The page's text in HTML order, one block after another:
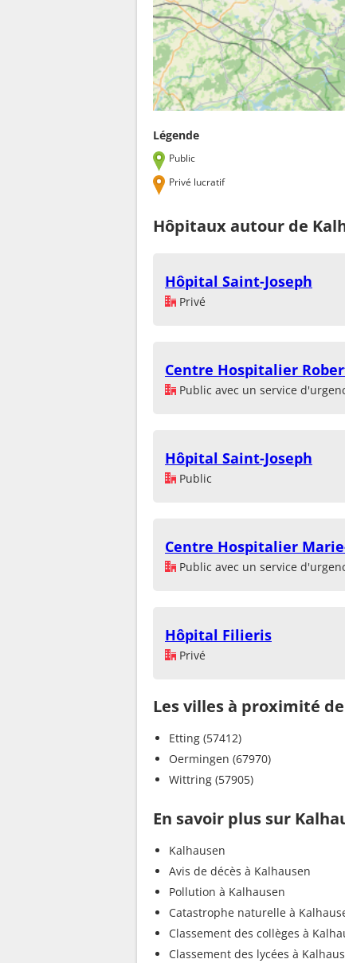
Légende
Public
Privé lucratif
Hôpitaux autour de
Hôpital Saint-Joseph
Privé
Centre Hospitalier
Public avec un service
Hôpital Saint-Joseph
Public
Centre Hospitalier
Public avec un service
Hôpital Filieris
Privé
Les villes à proximité
Etting (57412)
Oermingen (67970)
Wittring (57905)
En savoir plus sur
Kalhausen
Avis de décès à Kalhausen
Pollution à Kalhausen
Catastrophe naturelle à
Classement des collèges à
Classement des lycées à